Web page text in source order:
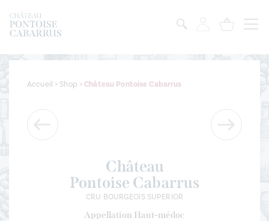
Accueil > Shop > Château Pontoise Cabarrus
Château
Pontoise Cabarrus
CRU BOURGEOIS SUPERIOR
Appellation Haut-médoc